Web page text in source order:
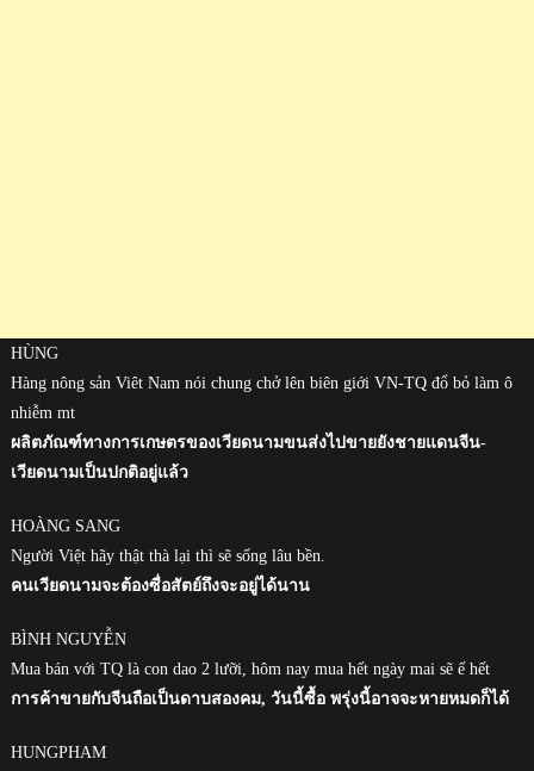
HÙNG
Hàng nông sản Viêt Nam nói chung chở lên biên giới VN-TQ đổ bỏ làm ô
nhiễm mt
ผลิตภัณฑ์ทางการเกษตรของเวียดนามขนส่งไปขายยังชายแดนจีน-
เวียดนามเป็นปกติอยู่แล้ว
HOÀNG SANG
Người Việt hãy thật thà lại thì sẽ sống lâu bền.
คนเวียดนามจะต้องซื่อสัตย์ถึงจะอยู่ได้นาน
BÌNH NGUYỄN
Mua bán với TQ là con dao 2 lưỡi, hôm nay mua hết ngày mai sẽ ế hết
การค้าขายกับจีนถือเป็นดาบสองคม, วันนี้ซื้อ พรุ่งนี้อาจจะหายหมดก็ได้
HUNGPHAM